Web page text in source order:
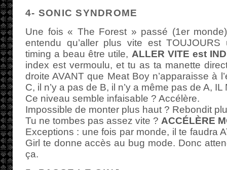
4- SONIC SYNDROME
Une fois « The Forest » passé (1er
entendu qu’aller plus vite est
timing a beau être utile, ALLER VITE est
index est vermoulu, et tu as ta manette
droite AVANT que Meat Boy n’apparaisse à
C, il n’y a pas de B, il n’y a même pas de A, IL
Ce niveau semble infaisable ? Accélère.
Impossible de monter plus haut ? Rebondit
Tu ne tombes pas assez vite ? ACCÉLÈRE
Exceptions : une fois par monde, il te faudra
Girl te donne accès au bug mode. Donc
ça.